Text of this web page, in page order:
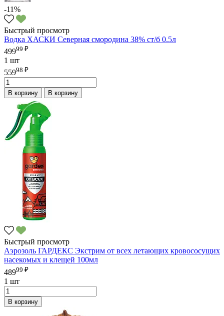
-11%
Быстрый просмотр
Водка ХАСКИ Северная смородина 38% ст/б 0.5л
49999 ₽
1 шт
55998 ₽
В корзину В корзину
Быстрый просмотр
Аэрозоль ГАРДЕКС Экстрим от всех летающих кровососущих
насекомых и клещей 100мл
48999 ₽
1 шт
В корзину